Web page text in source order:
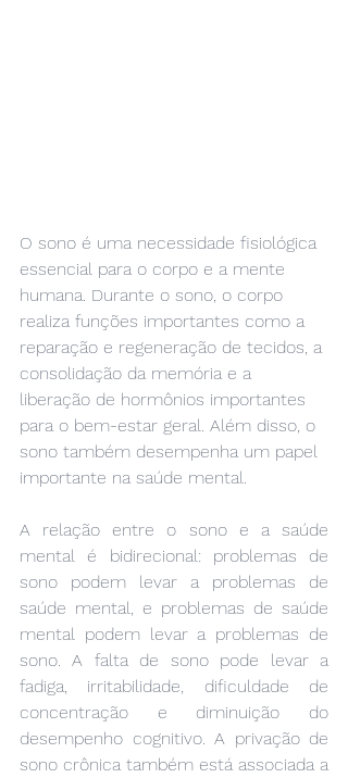
O sono é uma necessidade fisiológica
essencial para o corpo e a mente
humana. Durante o sono, o corpo
realiza funções importantes como a
reparação e regeneração de tecidos, a
consolidação da memória e a
liberação de hormônios importantes
para o bem-estar geral. Além disso, o
sono também desempenha um papel
importante na saúde mental.
A relação entre o sono e a saúde
mental é bidirecional: problemas de
sono podem levar a problemas de
saúde mental, e problemas de saúde
mental podem levar a problemas de
sono. A falta de sono pode levar a
fadiga, irritabilidade, dificuldade de
concentração e diminuição do
desempenho cognitivo. A privação de
sono crônica também está associada a